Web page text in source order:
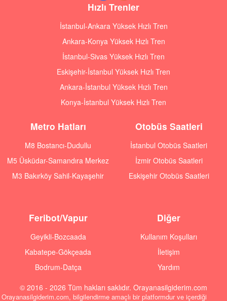
Hızlı Trenler
İstanbul-Ankara Yüksek Hızlı Tren
Ankara-Konya Yüksek Hızlı Tren
İstanbul-Sivas Yüksek Hızlı Tren
Eskişehir-İstanbul Yüksek Hızlı Tren
Ankara-İstanbul Yüksek Hızlı Tren
Konya-İstanbul Yüksek Hızlı Tren
Metro Hatları
M8 Bostancı-Dudullu
M5 Üsküdar-Samandıra Merkez
M3 Bakırköy Sahil-Kayaşehir
Otobüs Saatleri
İstanbul Otobüs Saatleri
İzmir Otobüs Saatleri
Eskişehir Otobüs Saatleri
Feribot/Vapur
Geyikli-Bozcaada
Kabatepe-Gökçeada
Bodrum-Datça
Diğer
Kullanım Koşulları
İletişim
Yardım
© 2016 - 2026 Tüm hakları saklıdır. Orayanasilgiderim.com
Orayanasilgiderim.com, bilgilendirme amaçlı bir platformdur ve içerdiği